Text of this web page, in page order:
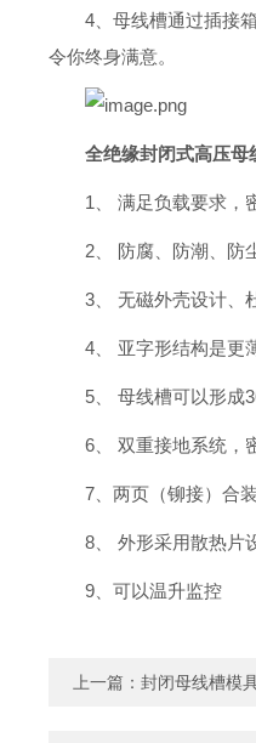
4、母线槽通过插接
令你终身满意。
全绝缘封闭式高压母
1、 满足负载要求，
2、 防腐、防潮、防
3、 无磁外壳设计、
4、 亚字形结构是更
5、 母线槽可以形成
6、 双重接地系统，
7、两页（铆接）合
8、 外形采用散热片
9、可以温升监控
上一篇： 封闭母线槽模